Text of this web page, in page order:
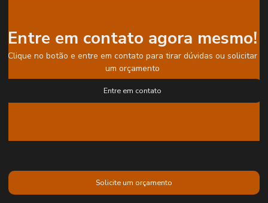
Entre em contato agora mesmo!
Clique no botão e entre em contato para tirar dúvidas ou solicitar
um orçamento
Entre em contato
Solicite um orçamento